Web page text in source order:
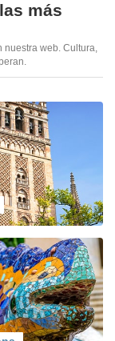
más
nuestra web. Cultura,